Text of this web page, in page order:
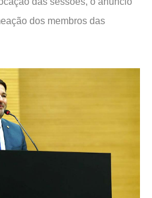
dos membros das